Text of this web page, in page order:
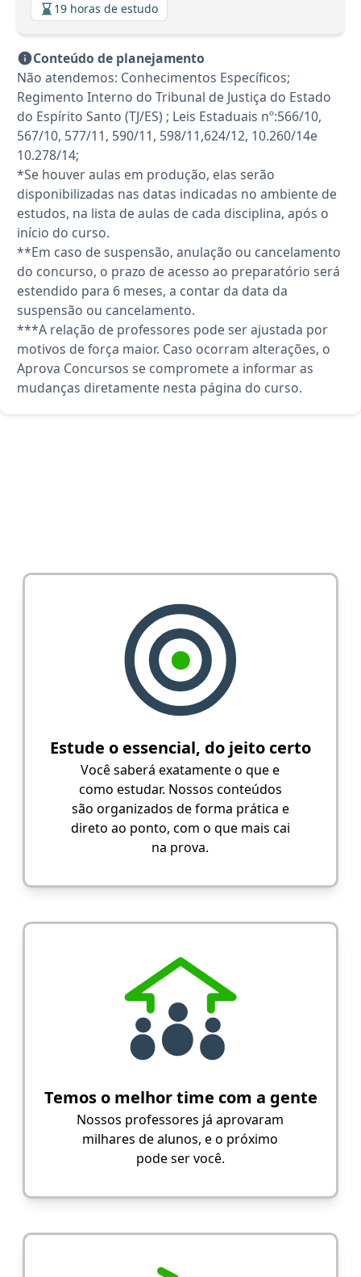
19 horas de estudo
Conteúdo de planejamento
Não atendemos: Conhecimentos Específicos;
Regimento Interno do Tribunal de Justiça do Estado
do Espírito Santo (TJ/ES) ; Leis Estaduais nº:566/10,
567/10, 577/11, 590/11, 598/11,624/12, 10.260/14e
10.278/14;
*Se houver aulas em produção, elas serão
disponibilizadas nas datas indicadas no ambiente de
estudos, na lista de aulas de cada disciplina, após o
início do curso.
**Em caso de suspensão, anulação ou cancelamento
do concurso, o prazo de acesso ao preparatório será
estendido para 6 meses, a contar da data da
suspensão ou cancelamento.
***A relação de professores pode ser ajustada por
motivos de força maior. Caso ocorram alterações, o
Aprova Concursos se compromete a informar as
mudanças diretamente nesta página do curso.
Estude o essencial, do jeito certo
Você saberá exatamente o que e
como estudar. Nossos conteúdos
são organizados de forma prática e
direto ao ponto, com o que mais cai
na prova.
Temos o melhor time com a gente
Nossos professores já aprovaram
milhares de alunos, e o próximo
pode ser você.